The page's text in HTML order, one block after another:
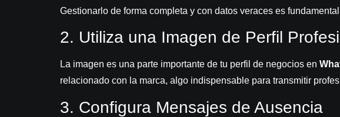
Gestionarlo de forma completa y con datos veraces es
2. Utiliza una Imagen de Perfil
La imagen es una parte importante de tu perfil de negocios en
relacionado con la marca, algo indispensable para transmitir
3. Configura Mensajes de Ausencia